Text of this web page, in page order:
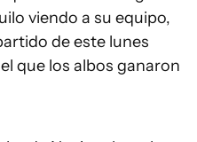
viendo a su equipo,
de este lunes
que los albos ganaron